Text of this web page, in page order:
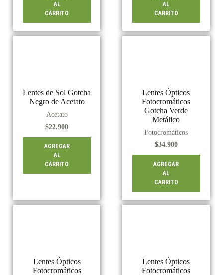
AL
CARRITO
AL
CARRITO
Lentes de Sol Gotcha
Negro de Acetato
Acetato
$22.900
AGREGAR
AL
CARRITO
Lentes Ópticos
Fotocromáticos
Gotcha Verde
Metálico
Fotocromáticos
$34.900
AGREGAR
AL
CARRITO
Lentes Ópticos
Fotocromáticos
Lentes Ópticos
Fotocromáticos